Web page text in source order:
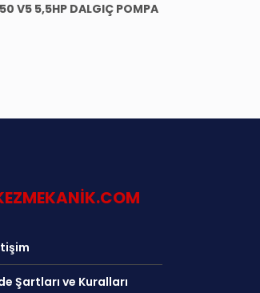
V5 5,5HP DALGIÇ POMPA
Şartları ve Kuralları